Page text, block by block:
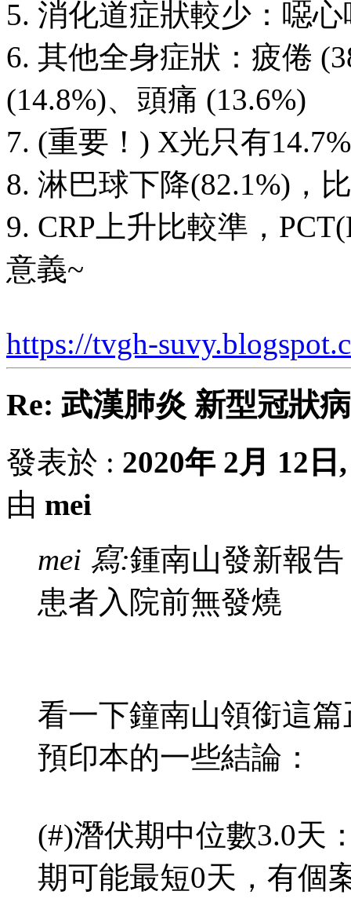
5. 消化道症狀較少：噁
6. 其他全身症狀：疲倦
(14.8%)、頭痛 (13.6%)
7. (重要！) X光只有
8. 淋巴球下降(82.1%)，
9. CRP上升比較準，
意義~
https://tvgh-
Re: 武漢肺炎 新型冠狀
發表於 : 2020年 2月 12日
由 mei
mei 寫:鍾南山發新報
患者入院前無發燒
看一下鐘南山領銜這
預印本的一些結論：
(#)潛伏期中位數3.0天
期可能最短0天，有個